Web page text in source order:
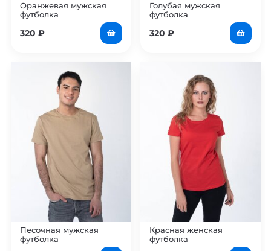
Оранжевая мужская
футболка
320 ₽
Голубая мужская
футболка
320 ₽
Песочная мужская
футболка
Красная женская
футболка